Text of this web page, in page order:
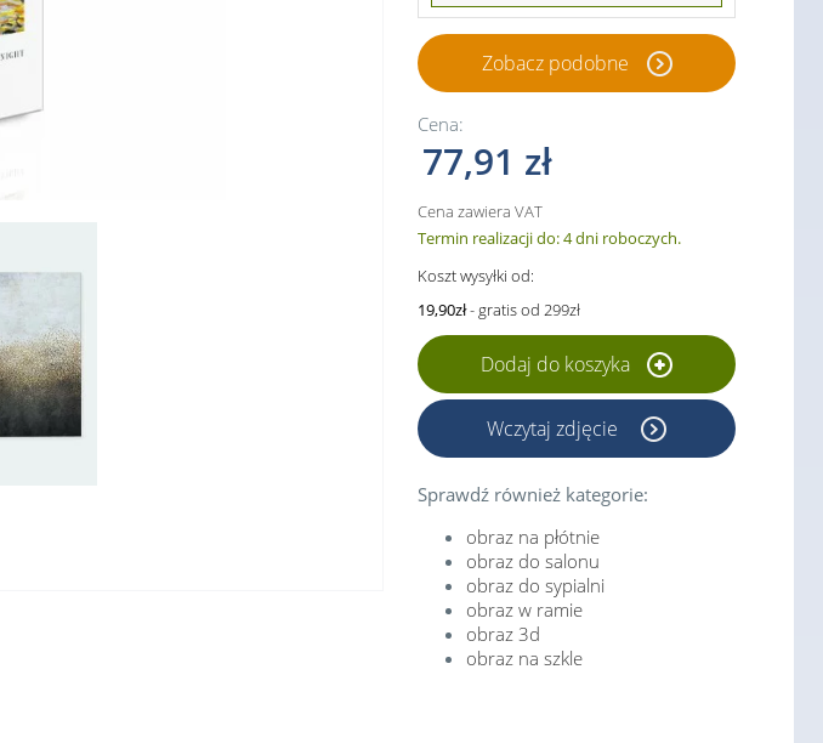
Zobacz podobne
Cena:
77,91 zł
Cena zawiera VAT
Termin realizacji do: 4 dni roboczych.
Koszt wysyłki od:
19,90zł- gratis od 299zł
Dodaj do koszyka
Wczytaj zdjęcie
Sprawdź również kategorie:
obraz na płótnie
obraz do salonu
obraz do sypialni
obraz w ramie
obraz 3d
obraz na szkle